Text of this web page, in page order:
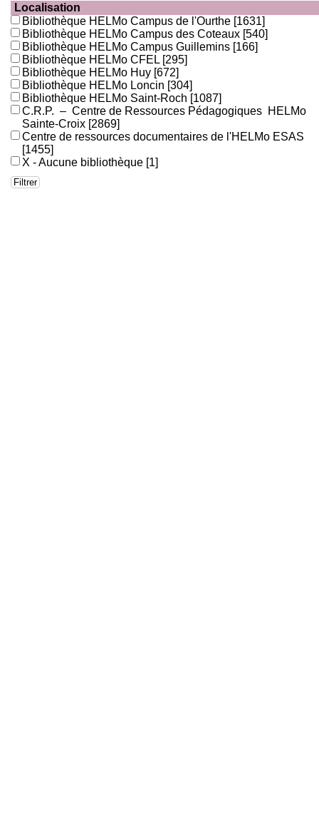
Localisation
Bibliothèque HELMo Campus de l'Ourthe [1631]
Bibliothèque HELMo Campus des Coteaux [540]
Bibliothèque HELMo Campus Guillemins [166]
Bibliothèque HELMo CFEL [295]
Bibliothèque HELMo Huy [672]
Bibliothèque HELMo Loncin [304]
Bibliothèque HELMo Saint-Roch [1087]
C.R.P. – Centre de Ressources Pédagogiques HELMo
Sainte-Croix [2869]
Centre de ressources documentaires de l'HELMo ESAS
[1455]
X - Aucune bibliothèque [1]